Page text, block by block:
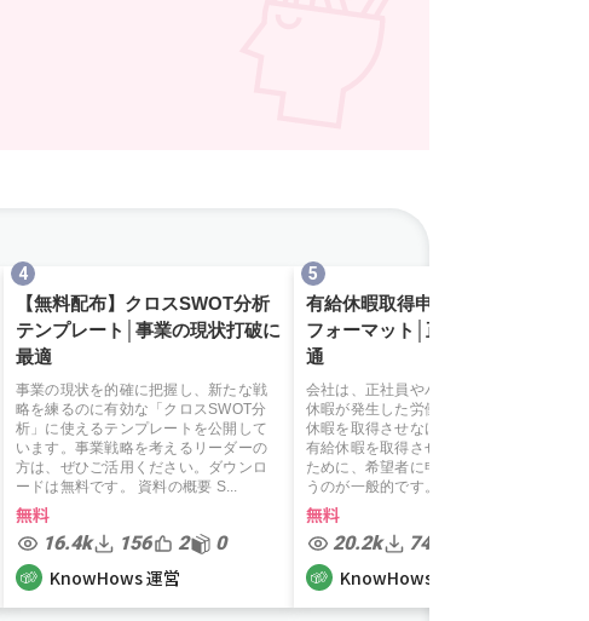
【無料配布】クロスSWOT分析
テンプレート│事業の現状打破に
最適
事業の現状を的確に把握し、新たな戦
略を練るのに有効な「クロスSWOT分
析」に使えるテンプレートを公開して
います。事業戦略を考えるリーダーの
方は、ぜひご活用ください。ダウンロ
ードは無料です。 資料の概要 S...
無料
16.4k 156 2 0
KnowHows 運営
有給休暇取得申請書の【無料】
フォーマット│正社員・パート共
通
会社は、正社員やパート問わず、有給
休暇が発生した労働者には年5日の有給
休暇を取得させなければいけません。
有給休暇を取得させるときは、管理の
ために、希望者に申請書を書いてもら
うのが一般的です。ここでフ...
無料
20.2k 74
KnowHows 運営